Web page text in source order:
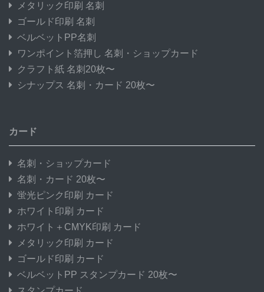
メタリック印刷 名刺
ゴールド印刷 名刺
ベルベットPP名刺
ワンポイント箔押し 名刺・ショップカード
クラフト紙 名刺20枚〜
シナップス 名刺・カード 20枚〜
カード
名刺・ショップカード
名刺・カード 20枚〜
蛍光ピンク印刷 カード
ホワイト印刷 カード
ホワイト＋CMYK印刷 カード
メタリック印刷 カード
ゴールド印刷 カード
ベルベットPP スタンプカード 20枚〜